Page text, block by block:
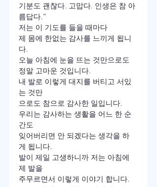
기분도 괜찮다. 고맙다. 인생은 참 아
름답다.”
저는 이 기도를 들을 때마다
제 몸에 한없는 감사를 느끼게 됩니
다.
오늘 아침에 눈을 뜨는 것만으로도
정말 고마운 것입니다.
내 발로 이렇게 대지를 버티고 서있
는 것만
으로도 참으로 감사한 일입니다.
우리는 감사하는 생활을 어느 한 순
간도
잊어버리면 안 되겠다는 생각을 하
게 됩니다.
발이 제일 고생하니까 저는 아침에
제 발을
주무르면서 이렇게 이야기 합니다.